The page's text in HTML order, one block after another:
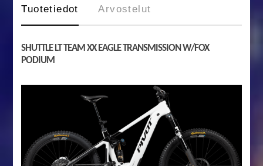
Tuotetiedot Arvostelut
SHUTTLE LT TEAM XX EAGLE TRANSMISSION W/FOX
PODIUM